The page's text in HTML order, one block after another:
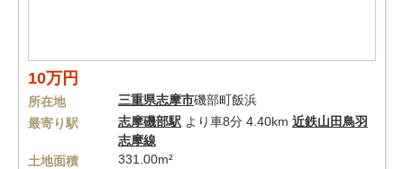
10万円
所在地 三重県志摩市磯部町飯浜
最寄り駅
志摩磯部駅 より車8分 4.40km 近鉄山田鳥羽
志摩線
土地面積
331.00m²